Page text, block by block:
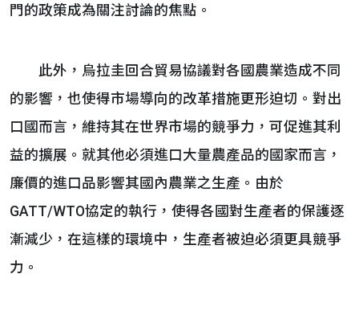
門的政策成為關注討論的焦點。
此外，烏拉圭回合貿易協議對各國農業造成不同
的影響，也使得市場導向的改革措施更形迫切。對出
口國而言，維持其在世界市場的競爭力，可促進其利
益的擴展。就其他必須進口大量農產品的國家而言，
廉價的進口品影響其國內農業之生產。由於
GATT/WTO協定的執行，使得各國對生產者的保護逐
漸減少，在這樣的環境中，生產者被迫必須更具競爭
力。